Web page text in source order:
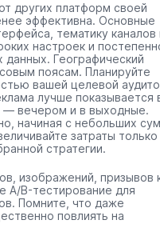
других платформ своей
эффективна. Основные
тематику каналов
настроек и
Географический
поясам. Планируйте
вашей целевой
лучше показывается
— вечером и в выходные.
начиная с небольших
затраты только
стратегии.
изображений, призывов
A/B-тестирование для
Помните, что даже
повлиять на